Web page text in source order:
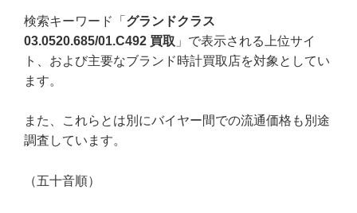
検索キーワード「 グランドクラス
03.0520.685/01.C492 買取 」で表示される上位サイ
ト、および主要なブランド時計買取店を対象としてい
ます。
また、これらとは別にバイヤー間での流通価格も別途
調査しています。
（五十音順）